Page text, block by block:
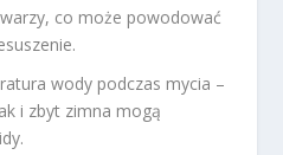
co może powodować
wody podczas mycia –
i zbyt zimna mogą